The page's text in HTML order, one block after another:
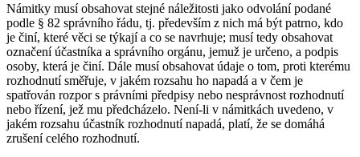
Námitky musí obsahovat stejné náležitosti jako odvolání podané
podle § 82 správního řádu, tj. především z nich má být patrno, kdo
je činí, které věci se týkají a co se navrhuje; musí tedy obsahovat
označení účastníka a správního orgánu, jemuž je určeno, a podpis
osoby, která je činí. Dále musí obsahovat údaje o tom, proti kterému
rozhodnutí směřuje, v jakém rozsahu ho napadá a v čem je
spatřován rozpor s právními předpisy nebo nesprávnost rozhodnutí
nebo řízení, jež mu předcházelo. Není-li v námitkách uvedeno, v
jakém rozsahu účastník rozhodnutí napadá, platí, že se domáhá
zrušení celého rozhodnutí.